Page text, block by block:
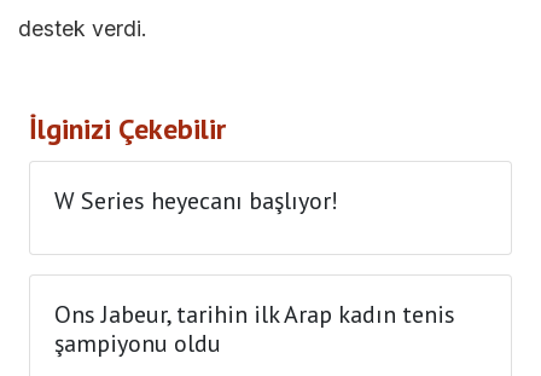
destek verdi.
İlginizi Çekebilir
W Series heyecanı başlıyor!
Ons Jabeur, tarihin ilk Arap kadın tenis
şampiyonu oldu